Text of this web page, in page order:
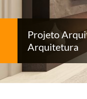
Projeto
Arquitetura